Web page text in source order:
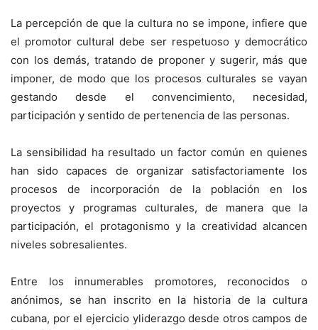
La percepción de que la cultura no se impone, infiere que
el promotor cultural debe ser respetuoso y democrático
con los demás, tratando de proponer y sugerir, más que
imponer, de modo que los procesos culturales se vayan
gestando desde el convencimiento, necesidad,
participación y sentido de pertenencia de las personas.
La sensibilidad ha resultado un factor común en quienes
han sido capaces de organizar satisfactoriamente los
procesos de incorporación de la población en los
proyectos y programas culturales, de manera que la
participación, el protagonismo y la creatividad alcancen
niveles sobresalientes.
Entre los innumerables promotores, reconocidos o
anónimos, se han inscrito en la historia de la cultura
cubana, por el ejercicio yliderazgo desde otros campos de